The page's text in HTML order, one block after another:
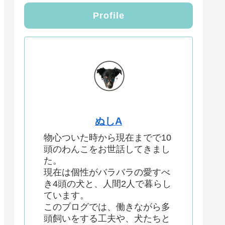
Profile
ぬしA
物心ついた時から現在までで10
頭のわんこをお世話してきまし
た。
現在は個性がバラバラの愛すべ
き4頭の犬と、人間2人で暮らし
ています。
このブログでは、働きながら多
頭飼いをする工夫や、犬たちと